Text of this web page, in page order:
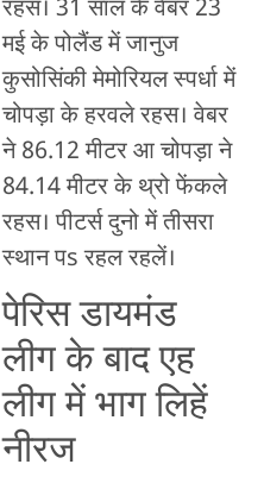
रहस। 31 साल के वेबर 23
मई के पोलैंड में जानुज
कुसोसिंकी मेमोरियल स्पर्धा में
चोपड़ा के हरवले रहस। वेबर
ने 86.12 मीटर आ चोपड़ा ने
84.14 मीटर के थ्रो फेंकले
रहस। पीटर्स दुनो में तीसरा
स्थान पs रहल रहलें।
पेरिस डायमंड
लीग के बाद एह
लीग में भाग लिहें
नीरज